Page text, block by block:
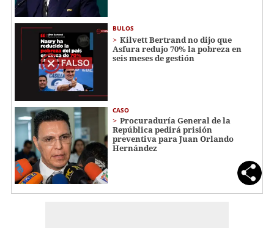
BULOS
Kilvett Bertrand no dijo que
Asfura redujo 70% la pobreza en
seis meses de gestión
CASO
Procuraduría General de la
República pedirá prisión
preventiva para Juan Orlando
Hernández